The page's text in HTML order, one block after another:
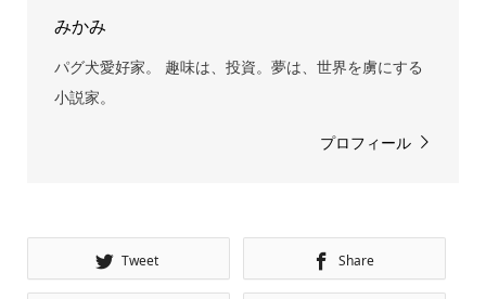
みかみ
パグ犬愛好家。 趣味は、投資。夢は、世界を虜にする
小説家。
プロフィール
Tweet Share